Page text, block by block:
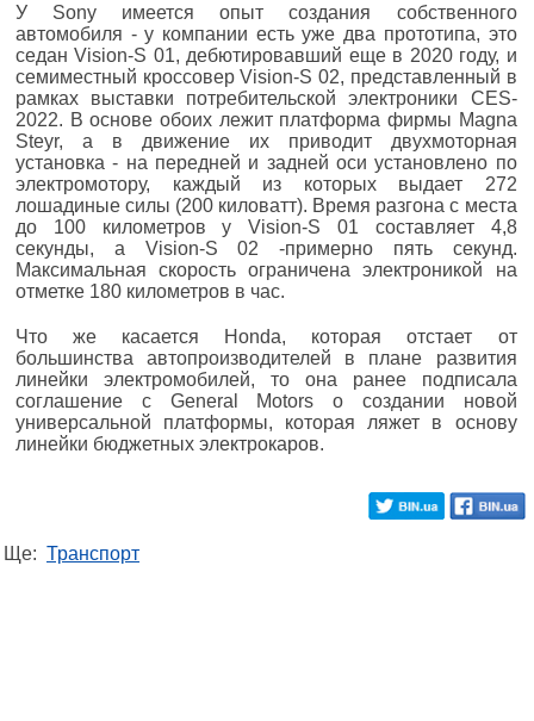
У Sony имеется опыт создания собственного
автомобиля - у компании есть уже два прототипа, это
седан Vision-S 01, дебютировавший еще в 2020 году, и
семиместный кроссовер Vision-S 02, представленный в
рамках выставки потребительской электроники CES-
2022. В основе обоих лежит платформа фирмы Magna
Steyr, а в движение их приводит двухмоторная
установка - на передней и задней оси установлено по
электромотору, каждый из которых выдает 272
лошадиные силы (200 киловатт). Время разгона с места
до 100 километров у Vision-S 01 составляет 4,8
секунды, а Vision-S 02 -примерно пять секунд.
Максимальная скорость ограничена электроникой на
отметке 180 километров в час.
Что же касается Honda, которая отстает от
большинства автопроизводителей в плане развития
линейки электромобилей, то она ранее подписала
соглашение с General Motors о создании новой
универсальной платформы, которая ляжет в основу
линейки бюджетных электрокаров.
Ще: Транспорт